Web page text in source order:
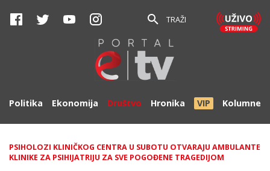
TRAŽI
Politika Ekonomija Društvo Hronika VIP Kolumne
PSIHOLOZI KLINIČKOG CENTRA U SUBOTU OTVARAJU AMBULANTE
KLINIKE ZA PSIHIJATRIJU ZA SVE POGOĐENE TRAGEDIJOM